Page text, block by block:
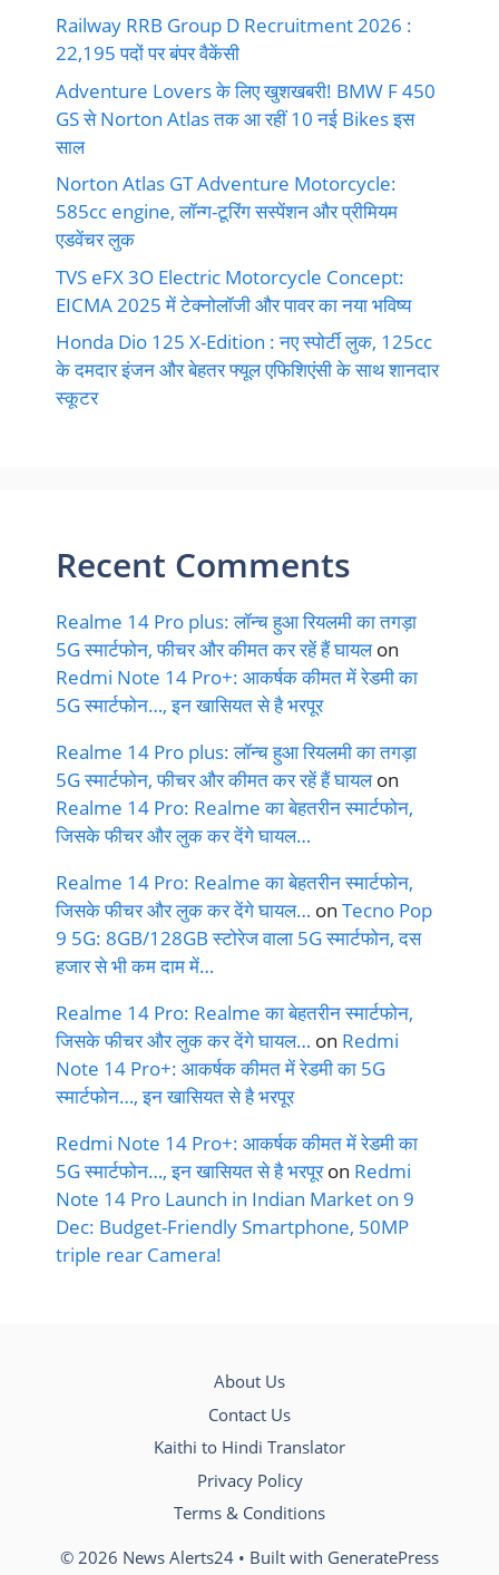
Railway RRB Group D Recruitment 2026 :
22,195 पदों पर बंपर वैकेंसी
Adventure Lovers के लिए खुशखबरी! BMW F 450
GS से Norton Atlas तक आ रहीं 10 नई Bikes इस
साल
Norton Atlas GT Adventure Motorcycle:
585cc engine, लॉन्ग-टूरिंग सस्पेंशन और प्रीमियम
एडवेंचर लुक
TVS eFX 3O Electric Motorcycle Concept:
EICMA 2025 में टेक्नोलॉजी और पावर का नया भविष्य
Honda Dio 125 X-Edition : नए स्पोर्टी लुक, 125cc
के दमदार इंजन और बेहतर फ्यूल एफिशिएंसी के साथ शानदार
स्कूटर
Recent Comments
Realme 14 Pro plus: लॉन्च हुआ रियलमी का तगड़ा
5G स्मार्टफोन, फीचर और कीमत कर रहें हैं घायलon
Redmi Note 14 Pro+: आकर्षक कीमत में रेडमी का
5G स्मार्टफोन…, इन खासियत से है भरपूर
Realme 14 Pro plus: लॉन्च हुआ रियलमी का तगड़ा
5G स्मार्टफोन, फीचर और कीमत कर रहें हैं घायलon
Realme 14 Pro: Realme का बेहतरीन स्मार्टफोन,
जिसके फीचर और लुक कर देंगे घायल…
Realme 14 Pro: Realme का बेहतरीन स्मार्टफोन,
जिसके फीचर और लुक कर देंगे घायल… on Tecno Pop
9 5G: 8GB/128GB स्टोरेज वाला 5G स्मार्टफोन, दस
हजार से भी कम दाम में…
Realme 14 Pro: Realme का बेहतरीन स्मार्टफोन,
जिसके फीचर और लुक कर देंगे घायल… on Redmi
Note 14 Pro+: आकर्षक कीमत में रेडमी का 5G
स्मार्टफोन…, इन खासियत से है भरपूर
Redmi Note 14 Pro+: आकर्षक कीमत में रेडमी का
5G स्मार्टफोन…, इन खासियत से है भरपूरon Redmi
Note 14 Pro Launch in Indian Market on 9
Dec: Budget-Friendly Smartphone, 50MP
triple rear Camera!
About Us
Contact Us
Kaithi to Hindi Translator
Privacy Policy
Terms & Conditions
© 2026 News Alerts24 • Built with GeneratePress